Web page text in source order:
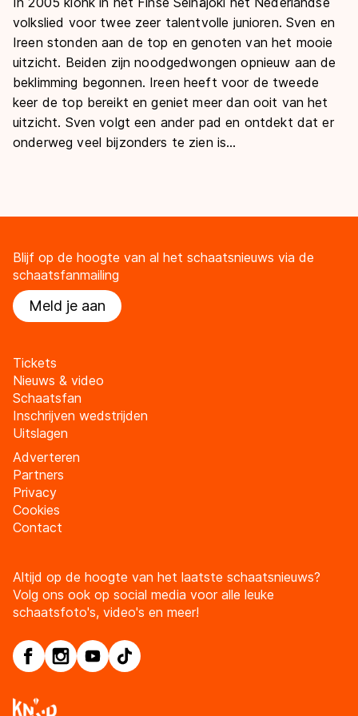
volkslied voor twee zeer talentvolle junioren. Sven en
Ireen stonden aan de top en genoten van het mooie
uitzicht. Beiden zijn noodgedwongen opnieuw aan de
beklimming begonnen. Ireen heeft voor de tweede
keer de top bereikt en geniet meer dan ooit van het
uitzicht. Sven volgt een ander pad en ontdekt dat er
onderweg veel bijzonders te zien is…
Blijf op de hoogte van al het schaatsnieuws via de
schaatsfanmailing
Meld je aan
Tickets
Nieuws & video
Schaatsfan
Inschrijven wedstrijden
Uitslagen
Adverteren
Partners
Privacy
Cookies
Contact
Altijd op de hoogte van het laatste schaatsnieuws?
Volg ons ook op social media voor alle leuke
schaatsfoto's, video's en meer!